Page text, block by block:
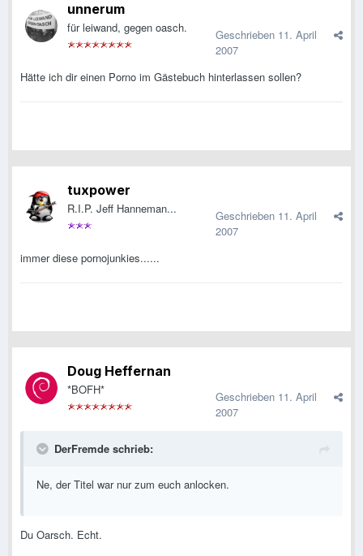
unnerum
für leiwand, gegen oasch. Geschrieben 11. April
2007
Hätte ich dir einen Porno im Gästebuch hinterlassen sollen?
tuxpower
R.I.P. Jeff Hanneman... Geschrieben 11. April
2007
immer diese pornojunkies......
Doug Heffernan
*BOFH* Geschrieben 11. April
2007
DerFremde schrieb:
Ne, der Titel war nur zum euch anlocken.
Du Oarsch. Echt.